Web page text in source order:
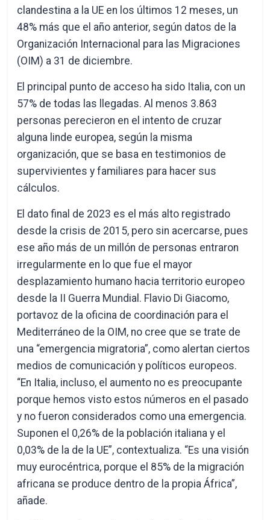
clandestina a la UE en los últimos 12 meses, un
48% más que el año anterior, según datos de la
Organización Internacional para las Migraciones
(OIM) a 31 de diciembre.
El principal punto de acceso ha sido Italia, con un
57% de todas las llegadas. Al menos 3.863
personas perecieron en el intento de cruzar
alguna linde europea, según la misma
organización, que se basa en testimonios de
supervivientes y familiares para hacer sus
cálculos.
El dato final de 2023 es el más alto registrado
desde la crisis de 2015, pero sin acercarse, pues
ese año más de un millón de personas entraron
irregularmente en lo que fue el mayor
desplazamiento humano hacia territorio europeo
desde la II Guerra Mundial. Flavio Di Giacomo,
portavoz de la oficina de coordinación para el
Mediterráneo de la OIM, no cree que se trate de
una “emergencia migratoria”, como alertan ciertos
medios de comunicación y políticos europeos.
“En Italia, incluso, el aumento no es preocupante
porque hemos visto estos números en el pasado
y no fueron considerados como una emergencia.
Suponen el 0,26% de la población italiana y el
0,03% de la de la UE”, contextualiza. “Es una visión
muy eurocéntrica, porque el 85% de la migración
africana se produce dentro de la propia África”,
añade.